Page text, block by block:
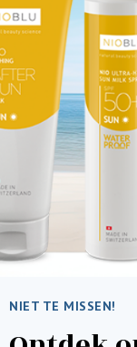
NIET TE MISSEN!